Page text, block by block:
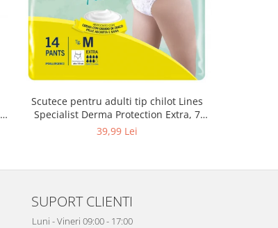
Scutece pentru adulti tip chilot Lines
Specialist Derma Protection Extra, 7
picaturi, marimea M, 14 bucati
39,99 Lei
SUPORT CLIENTI
Luni - Vineri 09:00 - 17:00